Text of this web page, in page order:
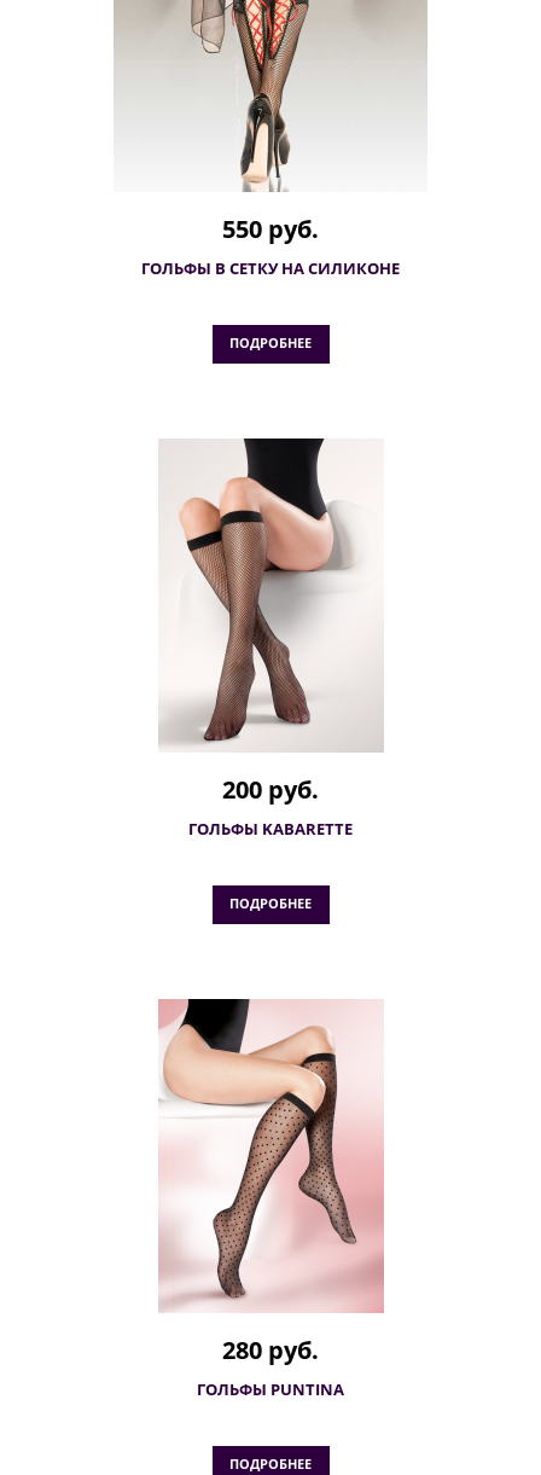
550 руб.
ГОЛЬФЫ В СЕТКУ НА СИЛИКОНЕ
ПОДРОБНЕЕ
200 руб.
ГОЛЬФЫ KABARETTE
ПОДРОБНЕЕ
280 руб.
ГОЛЬФЫ PUNTINA
ПОДРОБНЕЕ